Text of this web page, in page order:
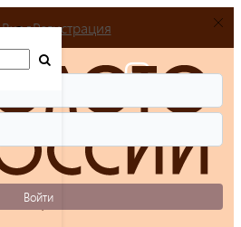
ВходРегистрация
Войти